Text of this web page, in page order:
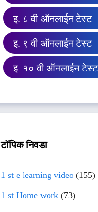
इ. ८ वी ऑनलाईन टेस्ट
इ. ९ वी ऑनलाईन टेस्ट
इ. १० वी ऑनलाईन टेस्ट
टॉपिक निवडा
1 st e learning video(155)
1 st Home work(73)